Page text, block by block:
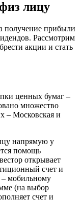
лицу
получение прибыли
Рассмотрим
акции и стать
ценных бумаг –
множество
– Московская и
напрямую у
помощь
открывает
счет и
– мобильному
(на выбор
счет и